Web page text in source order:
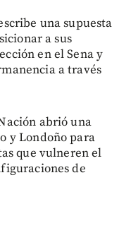
una supuesta
a sus
en el Sena y
a través
abrió una
y Londoño para
que vulneren el
de